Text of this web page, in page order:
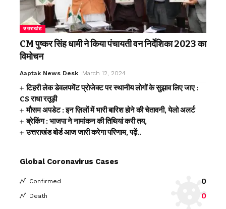
उत्तराखंड
CM पुष्कर सिंह धामी ने किया पंचायती वन निर्देशिका 2023 का
विमोचन
Aaptak News Desk March 12, 2024
टिहरी लेक डेवलपमेंट प्रोजेक्ट पर स्थानीय लोगों के सुझाव लिए जाए :
CS राधा रतूड़ी
मौसम अपडेट : इन ज़िलों में भारी बारिश होने की चेतावनी, येलो अलर्ट
ब्रेकिंग : भाजपा ने नामांकन की तिथियां करी तय,
उत्तराखंड बोर्ड आज जारी करेगा परिणाम, पढ़ें..
Global Coronavirus Cases
Confirmed 0
Death 0